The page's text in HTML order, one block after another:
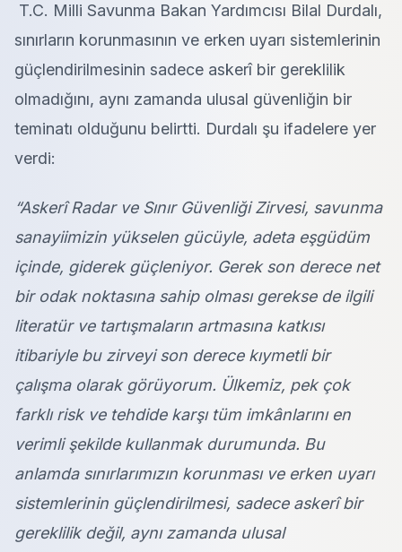
T.C. Milli Savunma Bakan Yardımcısı Bilal Durdalı,
sınırların korunmasının ve erken uyarı sistemlerinin
güçlendirilmesinin sadece askerî bir gereklilik
olmadığını, aynı zamanda ulusal güvenliğin bir
teminatı olduğunu belirtti. Durdalı şu ifadelere yer
verdi:
“Askerî Radar ve Sınır Güvenliği Zirvesi, savunma
sanayiimizin yükselen gücüyle, adeta eşgüdüm
içinde, giderek güçleniyor. Gerek son derece net
bir odak noktasına sahip olması gerekse de ilgili
literatür ve tartışmaların artmasına katkısı
itibariyle bu zirveyi son derece kıymetli bir
çalışma olarak görüyorum. Ülkemiz, pek çok
farklı risk ve tehdide karşı tüm imkânlarını en
verimli şekilde kullanmak durumunda. Bu
anlamda sınırlarımızın korunması ve erken uyarı
sistemlerinin güçlendirilmesi, sadece askerî bir
gereklilik değil, aynı zamanda ulusal